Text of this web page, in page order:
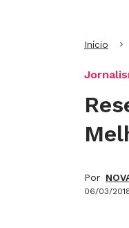
Início
Por
06/03/